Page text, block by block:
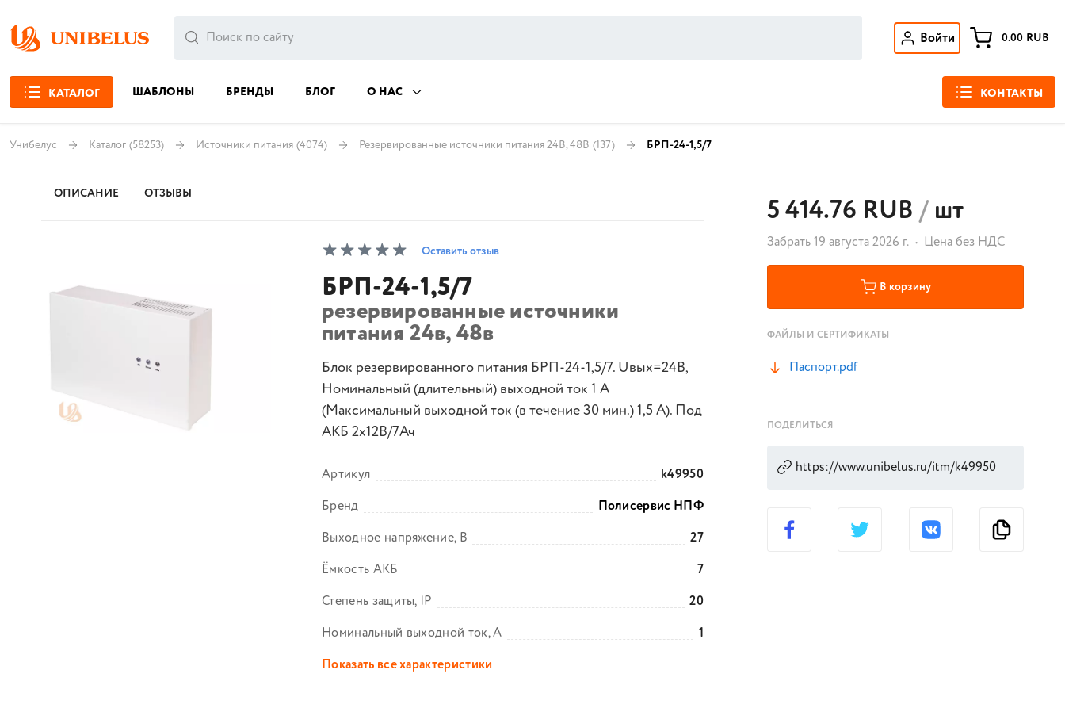
Войти 0.00 RUB
КАТАЛОГ ШАБЛОНЫ БРЕНДЫ БЛОГ О НАС КОНТАКТЫ
Унибелус Каталог (58253) Источники питания (4074) Резервированные источники питания 24В, 48В (137) БРП-24-1,5/7
ОПИСАНИЕ ОТЗЫВЫ
Оставить отзыв
БРП-24-1,5/7
резервированные источники
питания 24в, 48в
Блок резервированного питания БРП-24-1,5/7. Uвых=24В,
Номинальный (длительный) выходной ток 1 А
(Максимальный выходной ток (в течение 30 мин.) 1,5 А). Под
АКБ 2х12В/7Ач
Артикул
k49950
Бренд
Полисервис НПФ
Выходное напряжение, В
27
Ёмкость АКБ
7
Степень защиты, IP
20
Номинальный выходной ток, А
1
Показать все характеристики
5 414.76 RUB/шт
Забрать 19 августа 2026 г. Цена без НДС
В корзину
ФАЙЛЫ И СЕРТИФИКАТЫ
Паспорт.pdf
ПОДЕЛИТЬСЯ